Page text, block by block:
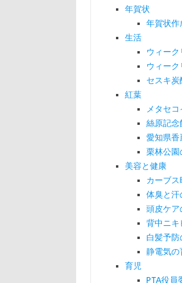
年賀状
年賀状作
生活
ウィーク
ウィー
セスキ
紅葉
メタセ
絲原記念
愛知県香
栗林公園
美容と健康
カーブス
体臭と汗
頭皮ケア
背中ニキ
白髪予防
静電気の
育児
PTA役員